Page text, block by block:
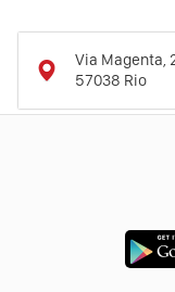
Via Magenta,
57038 Rio